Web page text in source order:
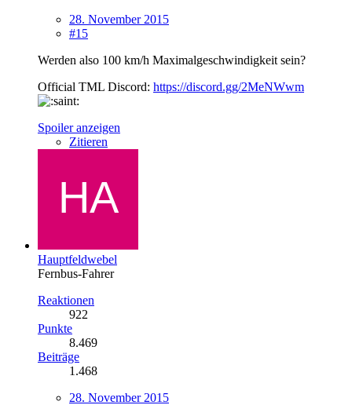
28. November 2015
#15
Werden also 100 km/h Maximalgeschwindigkeit sein?
Official TML Discord: https://discord.gg/2MeNWwm
Spoiler anzeigen
Zitieren
Hauptfeldwebel
Fernbus-Fahrer
Reaktionen
922
Punkte
8.469
Beiträge
1.468
28. November 2015